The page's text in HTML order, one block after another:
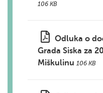
106 KB
Odluka o
Grada Siska za
Miškulinu 106 KB